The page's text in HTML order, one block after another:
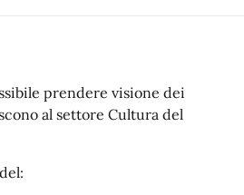
prendere visione dei
al settore Cultura del